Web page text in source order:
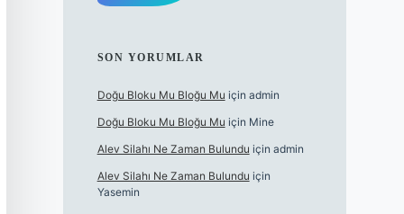
SON YORUMLAR
Doğu Bloku Mu Bloğu Mu için admin
Doğu Bloku Mu Bloğu Mu için Mine
Alev Silahı Ne Zaman Bulundu için admin
Alev Silahı Ne Zaman Bulundu için
Yasemin